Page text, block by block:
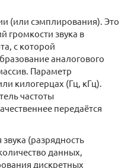
(или сэмплирования). Это
громкости звука в
с которой
аналогового
Параметр
килогерцах (Гц, кГц).
частоты
передаётся
(разрядность
данных,
дискретных